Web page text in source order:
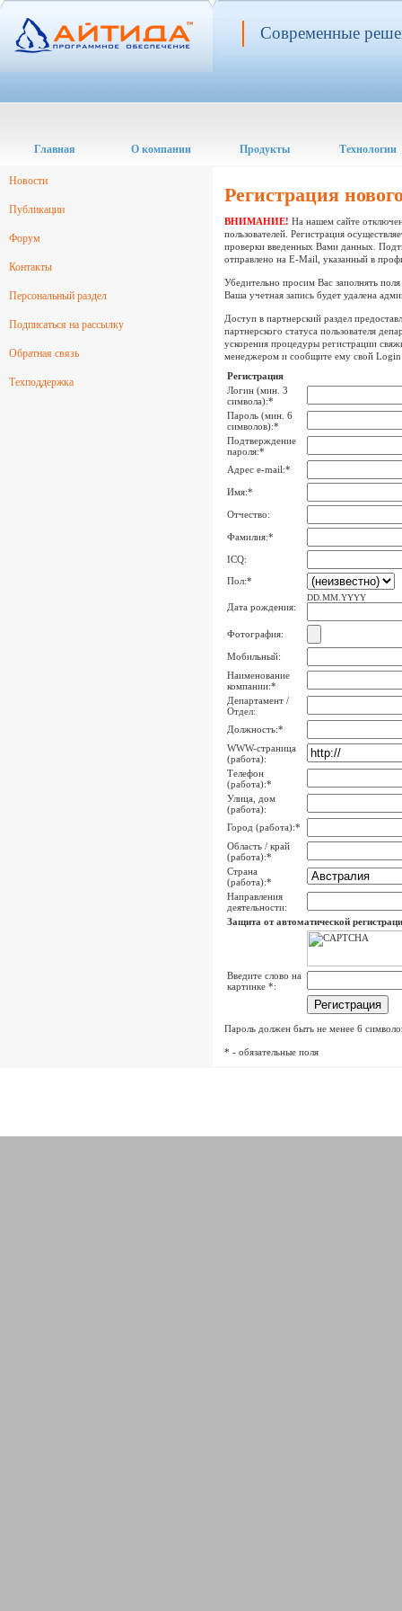
Современные
Главная О компании Продукты Технологии
Новости
Публикации
Форум
Контакты
Персональный раздел
Подписаться на рассылку
Обратная связь
Техподдержка
Регистрация
ВНИМАНИЕ! На нашем сайте
пользователей. Регистрация
проверки введенных Вами данных.
отправлено на E-Mail, указанный в
Убедительно просим Вас заполнять
Ваша учетная запись будет удалена
Доступ в партнерский раздел
партнерского статуса пользователя
ускорения процедуры регистрации
менеджером и сообщите ему свой Login
Регистрация
Логин (мин. 3
символа):*
Пароль (мин. 6
символов):*
Подтверждение
пароля:*
Адрес e-mail:*
Имя:*
Отчество:
Фамилия:*
ICQ:
Пол:*
Дата рождения:
DD.MM.YYYY
Фотография:
Мобильный:
Наименование
компании:*
Департамент /
Отдел:
Должность:*
WWW-страница
(работа):
Телефон
(работа):*
Улица, дом
(работа):
Город (работа):*
Область / край
(работа):*
Страна
(работа):*
Направления
деятельности:
Защита от автоматической
Введите слово на
картинке *:
Пароль должен быть не менее 6
* - обязательные поля